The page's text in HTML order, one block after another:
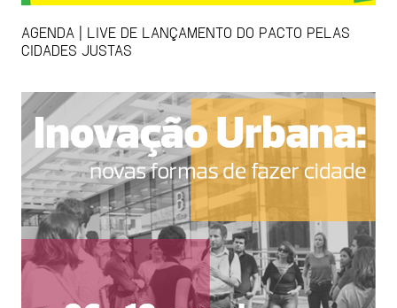
AGENDA | LIVE DE LANÇAMENTO DO PACTO PELAS
CIDADES JUSTAS